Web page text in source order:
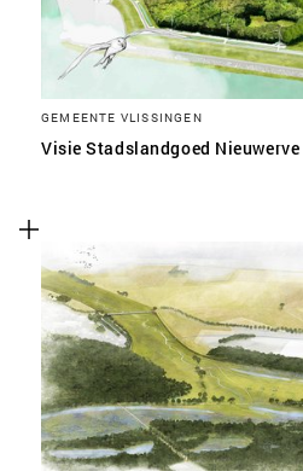
GEMEENTE VLISSINGEN
Visie Stadslandgoed Nieuwerve